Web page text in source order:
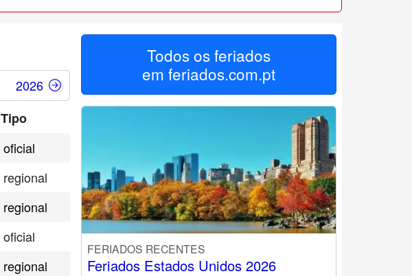
2026
Tipo
oficial
regional
regional
oficial
regional
Todos os feriados
em feriados.com.pt
FERIADOS RECENTES
Feriados Estados Unidos 2026